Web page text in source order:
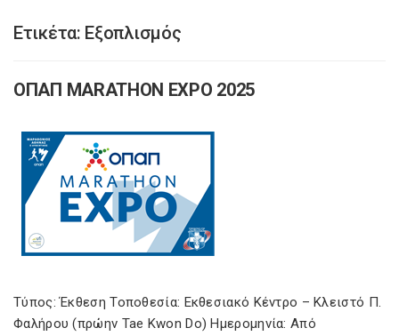
Ετικέτα: Εξοπλισμός
ΟΠΑΠ MARATHON EXPO 2025
Τύπος: Έκθεση Τοποθεσία: Εκθεσιακό Κέντρο – Κλειστό Π.
Φαλήρου (πρώην Tae Kwon Do) Ημερομηνία: Από